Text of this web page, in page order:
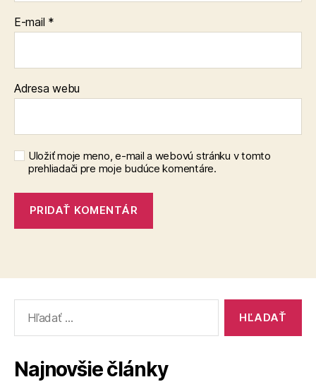
E-mail *
Adresa webu
Uložiť moje meno, e-mail a webovú stránku v tomto
prehliadači pre moje budúce komentáre.
Najnovšie články